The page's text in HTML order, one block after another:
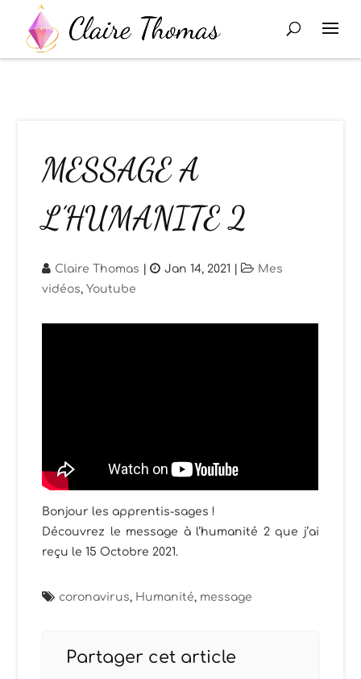
MESSAGE A
L’HUMANITE 2
Claire Thomas | Jan 14, 2021 |
Mes
vidéos,Youtube
Bonjour les apprentis-sages !
Découvrez le message à l’humanité 2 que j’ai
reçu le 15 Octobre 2021.
coronavirus, Humanité, message
Partager cet article